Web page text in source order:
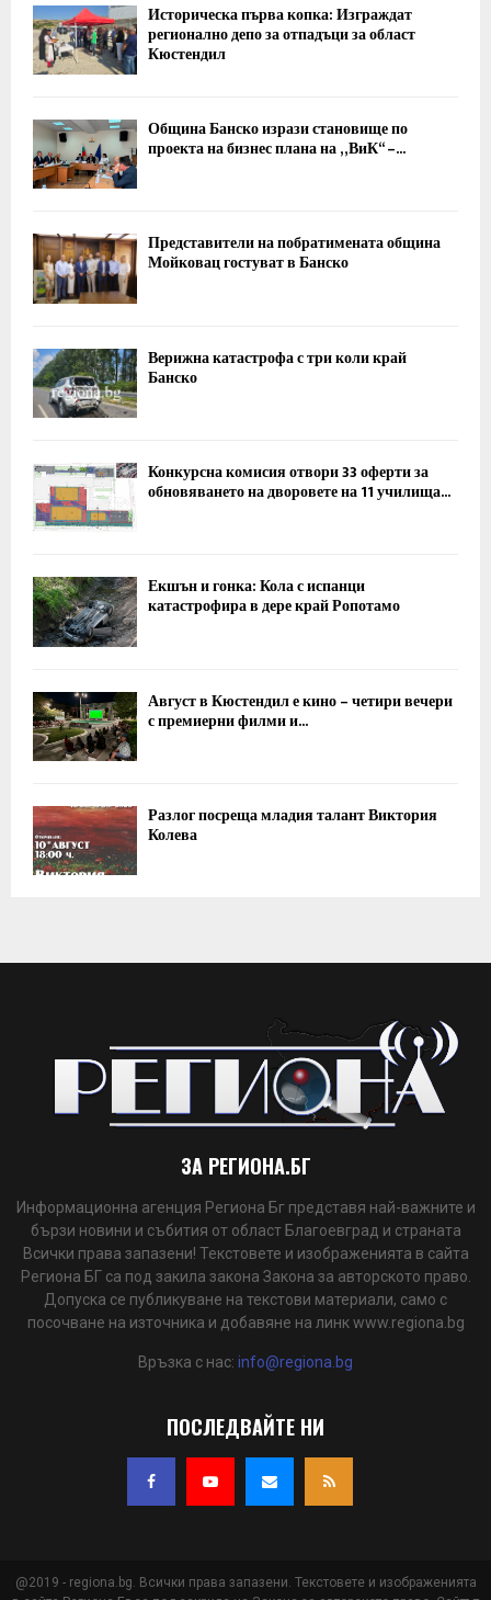
Историческа първа копка: Изграждат
регионално депо за отпадъци за област
Кюстендил
Община Банско изрази становище по
проекта на бизнес плана на „ВиК“ –...
Представители на побратимената община
Мойковац гостуват в Банско
Верижна катастрофа с три коли край
Банско
Конкурсна комисия отвори 33 оферти за
обновяването на дворовете на 11 училища...
Екшън и гонка: Кола с испанци
катастрофира в дере край Ропотамо
Август в Кюстендил е кино – четири вечери
с премиерни филми и...
Разлог посреща младия талант Виктория
Колева
ЗА РЕГИОНА.БГ
Информационна агенция Региона Бг представя най-важните и
бързи новини и събития от област Благоевград и страната
Всички права запазени! Текстовете и изображенията в сайта
Региона БГ са под закила закона Закона за авторското право.
Допуска се публикуване на текстови материали, само с
посочване на източника и добавяне на линк www.regiona.bg
Връзка с нас: info@regiona.bg
ПОСЛЕДВАЙТЕ НИ
@2019 - regiona.bg. Всички права запазени. Текстовете и изображенията